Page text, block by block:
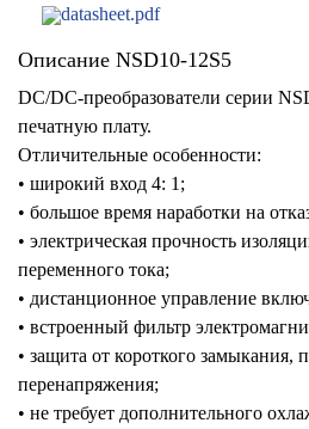
datasheet.pdf
Описание NSD10-12S5
DC/DC-преобразователи серии
печатную плату.
Отличительные особенности:
• широкий вход 4: 1;
• большое время наработки на
• электрическая прочность
переменного тока;
• дистанционное управление
• встроенный фильтр
• защита от короткого замыкания,
перенапряжения;
• не требует дополнительного